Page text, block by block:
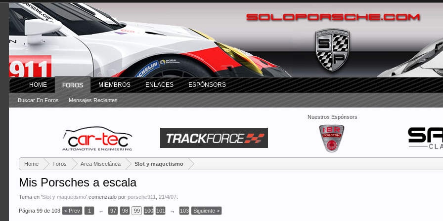
Nuestros Espónsors
Home Foros Area Miscelánea Slot y maquetismo
Mis Porsches a escala
Tema en 'Slot y maquetismo' comenzado porporsche911 ,21/4/07
Página 99 de 103 < Prev 1 ← 97 98 99 100 101 → 103 Siguiente >
HOME FOROS
Buscar En Foros Mensajes Recientes
MIEMBROS ENLACES ESPÓNSORS